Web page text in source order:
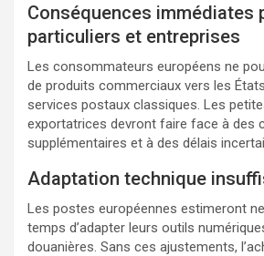
Conséquences immédiates
particuliers et entreprises
Les consommateurs européens ne
de produits commerciaux vers les
services postaux classiques. Les
exportatrices devront faire face à des
supplémentaires et à des délais
Adaptation technique
Les postes européennes estimeront
temps d’adapter leurs outils
douanières. Sans ces ajustements,